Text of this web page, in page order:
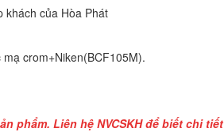
khách của Hòa Phát
crom+Niken(BCF105M).
phẩm. Liên hệ NVCSKH để biết chi tiết